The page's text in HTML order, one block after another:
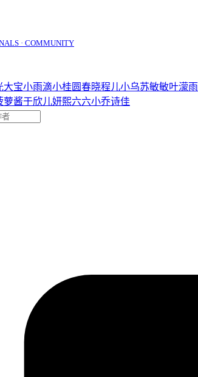
· COMMUNITY
大宝小雨滴小桂圆春晓程儿小乌苏敏敏叶濛雨
萝酱于欣儿妍熙六六小乔诗佳